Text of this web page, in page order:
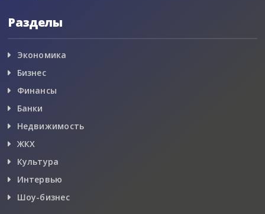
Разделы
Экономика
Бизнес
Финансы
Банки
Недвижимость
ЖКХ
Культура
Интервью
Шоу-бизнес